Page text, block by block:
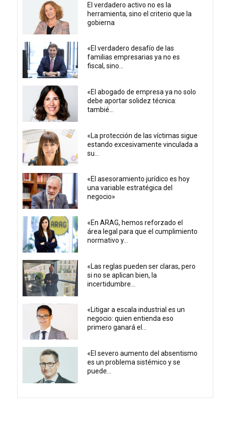
El verdadero activo no es la
herramienta, sino el criterio que la
gobierna
«El verdadero desafío de las
familias empresarias ya no es
fiscal, sino...
«El abogado de empresa ya no solo
debe aportar solidez técnica:
tambié...
«La protección de las víctimas sigue
estando excesivamente vinculada a
su...
«El asesoramiento jurídico es hoy
una variable estratégica del
negocio»
«En ARAG, hemos reforzado el
área legal para que el cumplimiento
normativo y...
«Las reglas pueden ser claras, pero
si no se aplican bien, la
incertidumbre...
«Litigar a escala industrial es un
negocio: quien entienda eso
primero ganará el...
«El severo aumento del absentismo
es un problema sistémico y se
puede...